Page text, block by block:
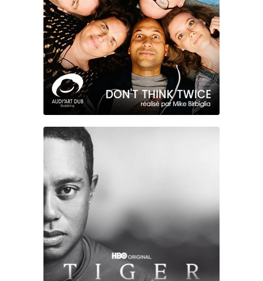
DON’T THINK TWICE
TIGER WOOD